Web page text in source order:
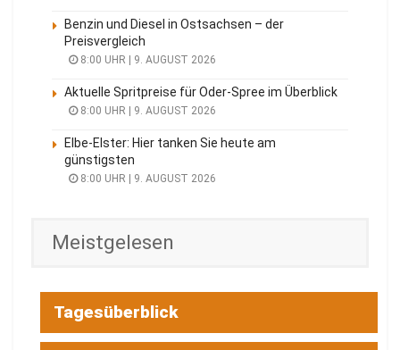
Benzin und Diesel in Ostsachsen – der
Preisvergleich
8:00 UHR | 9. AUGUST 2026
Aktuelle Spritpreise für Oder-Spree im Überblick
8:00 UHR | 9. AUGUST 2026
Elbe-Elster: Hier tanken Sie heute am
günstigsten
8:00 UHR | 9. AUGUST 2026
Meistgelesen
Tagesüberblick